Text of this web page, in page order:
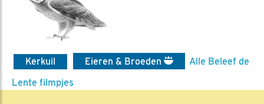
Kerkuil Eieren & Broeden
Alle Beleef de
Lente filmpjes